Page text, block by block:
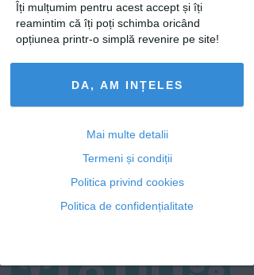
Îți mulțumim pentru acest accept și îți
reamintim că îți poți schimba oricând
opțiunea printr-o simplă revenire pe site!
DA, AM INȚELES
Mai multe detalii
Termeni și condiții
Politica privind cookies
Politica de confidențialitate
TEST: Partenerul ideal se ascunde în
spatele uneia dintre imagini
Horoscop
Săptămânal 2026